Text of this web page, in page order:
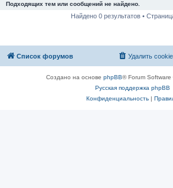
Подходящих тем или сообщений не найдено.
Найдено 0 результатов •
Список форумов Удалить
Создано на основе phpBB® Forum
Русская поддержка phpBB
Конфиденциальность|